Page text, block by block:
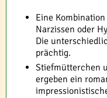
Eine
Narzissen oder
Die
prächtig.
Stiefmütterchen
ergeben ein